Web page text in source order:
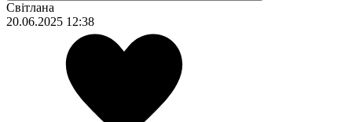
Світлана
20.06.2025 12:38